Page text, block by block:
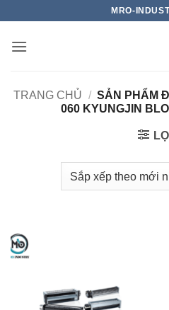
nội
MRO-
TRANG CHỦ / SẢN PHẨM
060 KYUNGJIN